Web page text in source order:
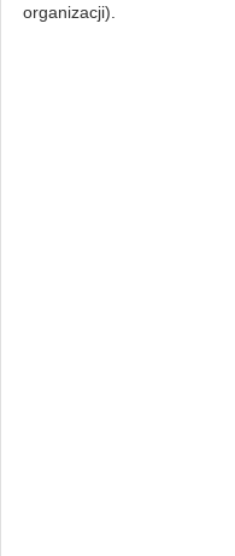
organizacji).